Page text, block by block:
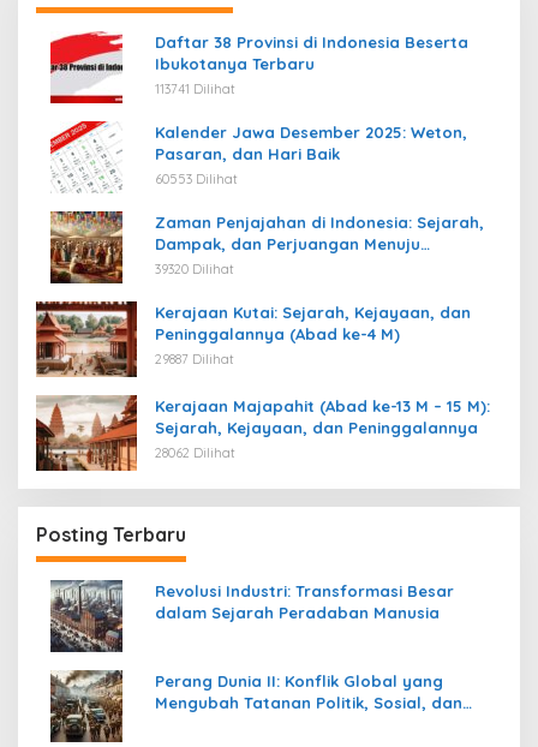
Daftar 38 Provinsi di Indonesia Beserta
Ibukotanya Terbaru
113741 Dilihat
Kalender Jawa Desember 2025: Weton,
Pasaran, dan Hari Baik
60553 Dilihat
Zaman Penjajahan di Indonesia: Sejarah,
Dampak, dan Perjuangan Menuju
Kemerdekaan
39320 Dilihat
Kerajaan Kutai: Sejarah, Kejayaan, dan
Peninggalannya (Abad ke-4 M)
29887 Dilihat
Kerajaan Majapahit (Abad ke-13 M – 15 M):
Sejarah, Kejayaan, dan Peninggalannya
28062 Dilihat
Posting Terbaru
Revolusi Industri: Transformasi Besar
dalam Sejarah Peradaban Manusia
Perang Dunia II: Konflik Global yang
Mengubah Tatanan Politik, Sosial, dan